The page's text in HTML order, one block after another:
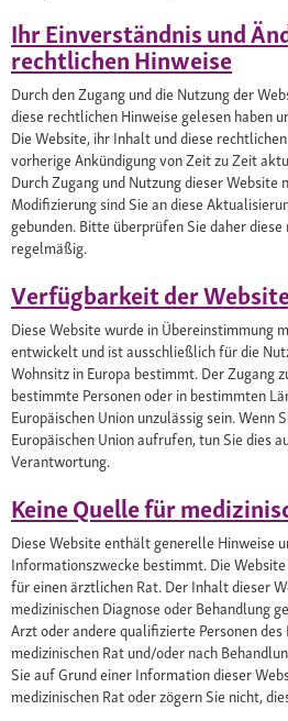
Ihr Einverständnis und
rechtlichen Hinweise
Durch den Zugang und die Nutzung der
diese rechtlichen Hinweise gelesen haben
Die Website, ihr Inhalt und diese
vorherige Ankündigung von Zeit zu Zeit
Durch Zugang und Nutzung dieser
Modifizierung sind Sie an diese
gebunden. Bitte überprüfen Sie daher
regelmäßig.
Verfügbarkeit der
Diese Website wurde in Übereinstimmung
entwickelt und ist ausschließlich für die
Wohnsitz in Europa bestimmt. Der Zugang
bestimmte Personen oder in bestimmten
Europäischen Union unzulässig sein. Wenn
Europäischen Union aufrufen, tun Sie dies
Verantwortung.
Keine Quelle für
Diese Website enthält generelle Hinweise
Informationszwecke bestimmt. Die
für einen ärztlichen Rat. Der Inhalt dieser
medizinischen Diagnose oder Behandlung
Arzt oder andere qualifizierte Personen
medizinischen Rat und/oder nach
Sie auf Grund einer Information dieser
medizinischen Rat oder zögern Sie nicht,